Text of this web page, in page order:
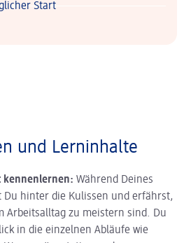
Start
und Lerninhalte
kennenlernen: Während Deines
Du hinter die Kulissen und erfährst,
Arbeitsalltag zu meistern sind. Du
in die einzelnen Abläufe wie